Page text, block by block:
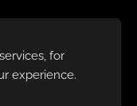
for
experience.